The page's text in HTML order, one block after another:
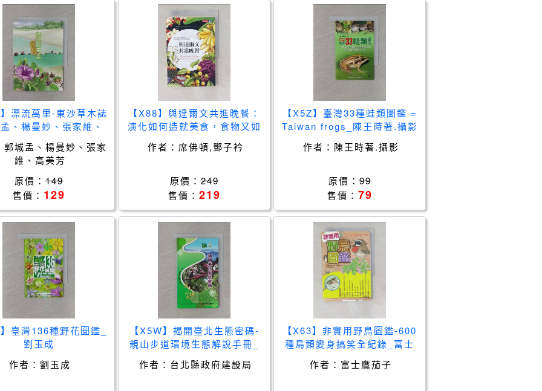
漂流萬里-東沙草木誌
、楊曼妙、張家維、
郭城孟、楊曼妙、張家
維、高美芳
原價：149
售價： 129
【X88】與達爾文共進晚餐：
演化如何造就美食，食物又如
子衿
作者： 席佛頓,鄧子衿
原價：249
售價： 219
【X5Z】臺灣33種蛙類圖鑑 =
Taiwan frogs_陳王時著.攝影
作者： 陳王時著.攝影
原價：99
售價： 79
臺灣136種野花圖鑑_
劉玉成
作者： 劉玉成
【X5W】揭開臺北生態密碼-
親山步道環境生態解說手冊_
作者： 台北縣政府建設局
【X63】非實用野鳥圖鑑-600
種鳥類變身搞笑全紀錄_富士
作者： 富士鷹茄子